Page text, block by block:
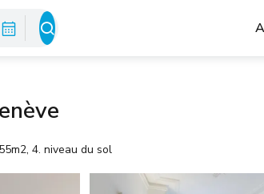
55m2, 4. niveau du sol